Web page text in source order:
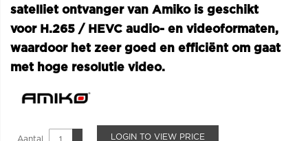
satelliet ontvanger van Amiko is geschikt
voorH.265 / HEVC audio- en videoformaten,
waardoor het zeer goed en efficiënt om gaat
met hoge resolutie video.
Aantal LOGIN TO VIEW PRICE